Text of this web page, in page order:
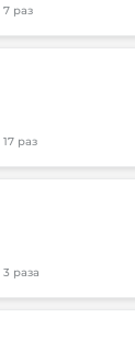
7 раз
17 раз
3 раза